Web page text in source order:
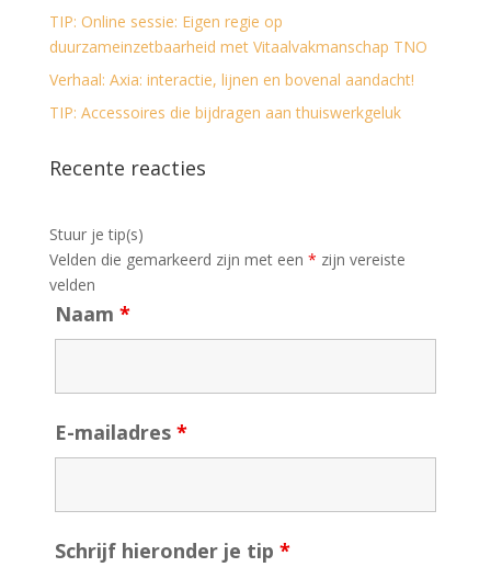
TIP: Online sessie: Eigen regie op
duurzameinzetbaarheid met Vitaalvakmanschap TNO
Verhaal: Axia: interactie, lijnen en bovenal aandacht!
TIP: Accessoires die bijdragen aan thuiswerkgeluk
Recente reacties
Stuur je tip(s)
Velden die gemarkeerd zijn met een * zijn vereiste
velden
Naam *
E-mailadres *
Schrijf hieronder je tip *